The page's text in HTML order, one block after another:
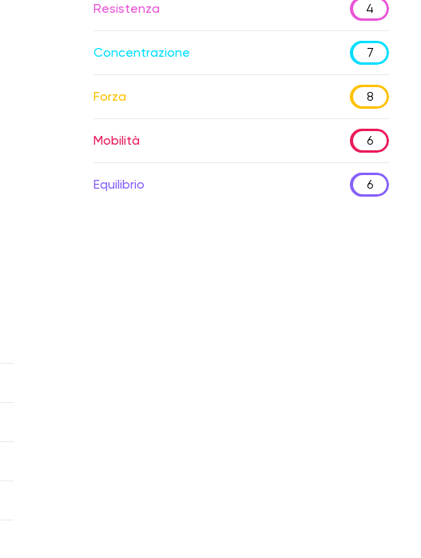
Resistenza 4
Concentrazione 7
Forza 8
Mobilità 6
Equilibrio 6